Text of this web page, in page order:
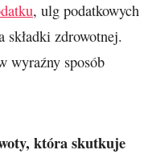
, ulg podatkowych
składki zdrowotnej.
wyraźny sposób
która skutkuje